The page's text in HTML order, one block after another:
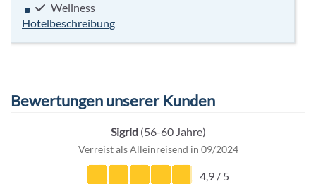
Wellness
Hotelbeschreibung
Bewertungen unserer Kunden
Sigrid (56-60 Jahre)
Verreist als Alleinreisend in 09/2024
4,9 / 5